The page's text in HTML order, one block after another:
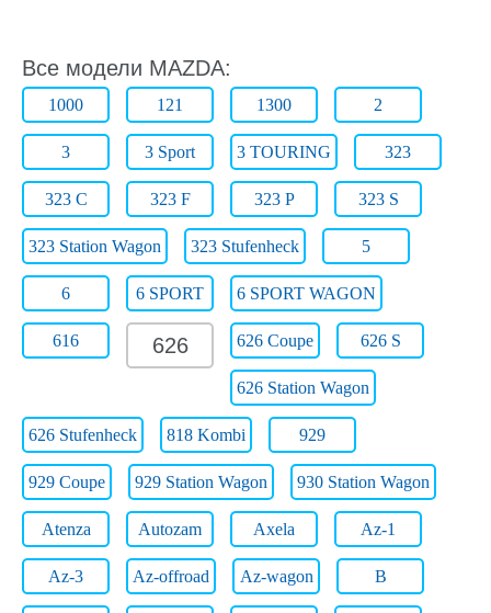
Все модели MAZDA:
1000 121 1300 2
3 3 Sport 3 TOURING 323
323 C 323 F 323 P 323 S
323 Station Wagon 323 Stufenheck 5
6 6 SPORT 6 SPORT WAGON
616 626 626 Coupe 626 S
626 Station Wagon
626 Stufenheck 818 Kombi 929
929 Coupe 929 Station Wagon 930 Station Wagon
Atenza Autozam Axela Az-1
Az-3 Az-offroad Az-wagon B